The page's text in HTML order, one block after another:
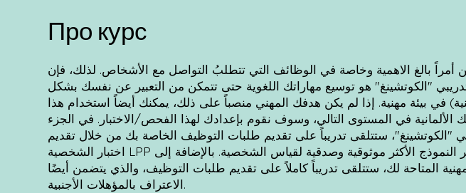
Про курс
أمراً بالغ الاهمية وخاصة في الوظائف التي تتطلبُ التواصل مع الأشخاص. لذلك، فإن
"الكوتشينغ" هو توسيع مهاراتك اللغوية حتى تتمكن من التعبير عن نفسك بشكل
في بيئة مهنية. إذا لم يكن هدفك المهني منصباً على ذلك، يمكنك أيضاً استخدام هذا
الألمانية في المستوى التالي، وسوف نقوم بإعدادك لهذا الفحص/الاختبار. في الجزء
"الكوتشينغ"، ستتلقى تدريباً على تقديم طلبات التوظيف الخاصة بك من خلال تقديم
اختبار الشخصية LPP الشخصي الخاص بك، والذي يعتبر النموذج الأكثر موثوقية وصدقية لقياس الشخصية. بالإضافة إلى
المتاحة لك، ستتلقى تدريباً كاملاً على تقديم طلبات التوظيف، والذي يتضمن أيضًا
الاعتراف بالمؤهلات الأجنبية.